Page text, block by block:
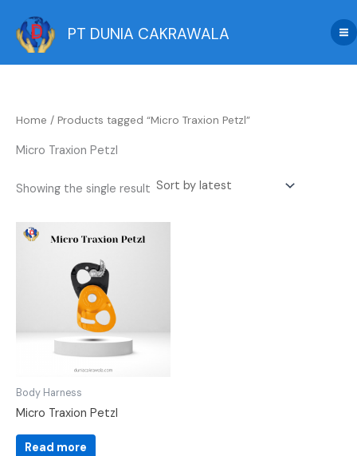
content
PT DUNIA CAKRAWALA
Home / Products tagged “Micro Traxion Petzl”
Micro Traxion Petzl
Showing the single result
Body Harness
Micro Traxion Petzl
Read more